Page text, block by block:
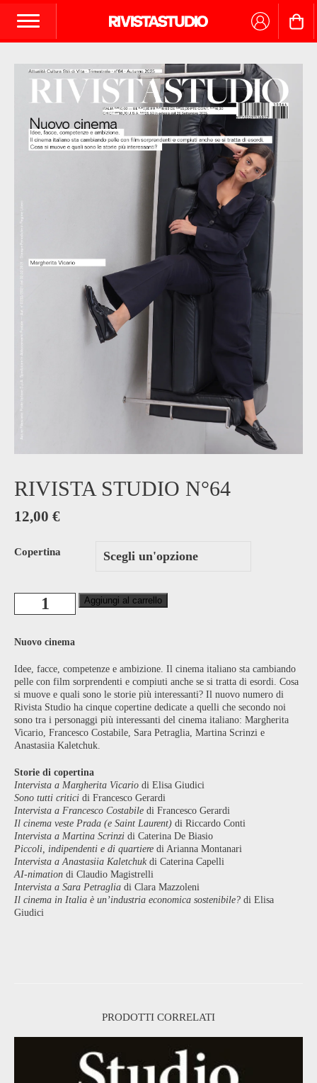
RIVISTA STUDIO N°64
12,00 €
Nuovo cinema
Idee, facce, competenze e ambizione. Il cinema italiano sta cambiando
pelle con film sorprendenti e compiuti anche se si tratta di esordi. Cosa
si muove e quali sono le storie più interessanti? Il nuovo numero di
Rivista Studio ha cinque copertine dedicate a quelli che secondo noi
sono tra i personaggi più interessanti del cinema italiano: Margherita
Vicario, Francesco Costabile, Sara Petraglia, Martina Scrinzi e
Anastasiia Kaletchuk.
Storie di copertina
Intervista a Margherita Vicario di Elisa Giudici
Sono tutti critici di Francesco Gerardi
Intervista a Francesco Costabile di Francesco Gerardi
Il cinema veste Prada (e Saint Laurent) di Riccardo Conti
Intervista a Martina Scrinzi di Caterina De Biasio
Piccoli, indipendenti e di quartiere di Arianna Montanari
Intervista a Anastasiia Kaletchukdi Caterina Capelli
AI-nimation di Claudio Magistrelli
Intervista a Sara Petraglia di Clara Mazzoleni
Il cinema in Italia è un’industria economica sostenibile? di Elisa
Giudici
Copertina
Rivista
N°64
Aggiungi al carrello
PRODOTTI CORRELATI